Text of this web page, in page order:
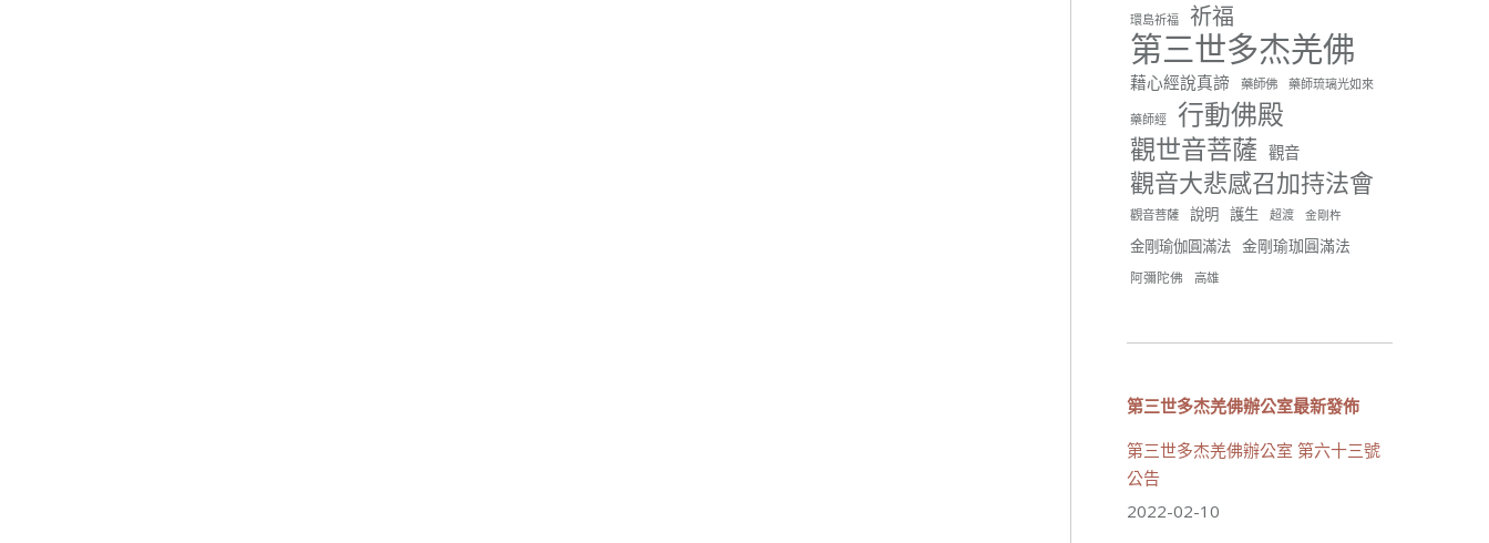
111 33 則留言
分享
世界佛教正心會
July 19, 2026, 1:40 AM
週日（7/19）將於世界佛教正
心會金龜山三寶殿... 觀看更多
分享
July 19, 2026, 1:38 AM
環島祈福 祈福
第三世多杰羌佛
藉心經說真諦 藥師佛 藥師琉璃光如來
藥師經 行動佛殿
觀世音菩薩 觀音
觀音大悲感召加持法會
觀音菩薩 說明 護生 超渡 金剛杵
金剛瑜伽圓滿法 金剛瑜珈圓滿法
阿彌陀佛 高雄
第三世多杰羌佛辦公室最新發佈
第三世多杰羌佛辦公室 第六十三號
公告
2022-02-10